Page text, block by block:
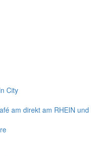
City
am direkt am RHEIN und